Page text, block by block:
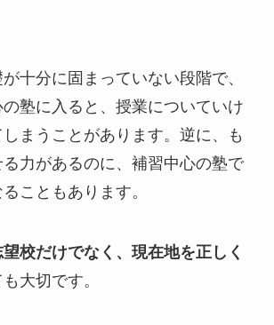
十分に固まっていない段階で、
塾に入ると、授業についていけ
まうことがあります。逆に、も
力があるのに、補習中心の塾で
こともあります。
望校だけでなく、現在地を正しく
大切です。